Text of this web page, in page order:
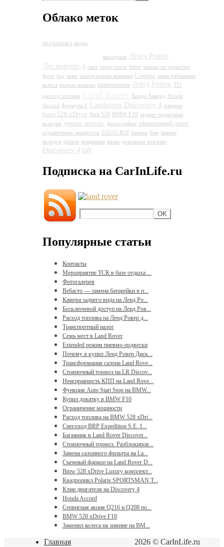
Облако меток
квадроцикл видео
выходные
Ленд Ровер
Дисковери 4 снег range rover bmw замена по гарантии
фото
brp зима эксплуатация машины Самара кими райкконен
колеса вторая машина шиномонтаж Лэнд Ровер ТО
расход топлива Хонда Аккорд
Honda
Accord
формула-1 Landrover Discovery 4 клиренс
bmw 528 xDrive бмв 528 BMW F10 задние тормозные
колодки диверс моторс фотографии официальный дилер
ограничение мощности 255/55 R19 бензин бмв замена
колодок polaris покрышка шина дизельное топливо
Discovery 4 ОД
Подписка на CarInLife.ru
Популярные статьи
Контакты
Мероприятие ТСК в базе отдыха ...
Фотогалерея
Вебасто — замена батарейки в п...
Камера заднего вида на Ленд Ро...
Бесключевой доступ на Ленд Ров...
Расход топлива на Ленд Ровер д...
Транспортный налог
Семь мест в Land Rover
Extended режим пневмо-подвески
Почему я купил Ленд Ровер Диск...
Трансформация салона Land Rove...
Стояночный тормоз на LR Discov...
Неисправность КПП на Land Rove...
Функция Auto Start Stop на BMW...
Купил докатку в BMW F10
Ограничение мощности
Расход топлива на BMW 528 xDri...
Снегоход BRP Expedition S.E. 1...
Багажник в Land Rover Discover...
Стояночный тормоз. Разблокиров...
Замена салонного фильтра на La...
Съемный фаркоп на Land Rover D...
Bmw 528 xDrive Luxury комплект...
Квадроцикл Polaris SPORTSMAN T...
Клин двигателя на Discovery 4
Honda Accord
Сервисная акция Q216 и Q208 по...
BMW 528 xDrive F10
Заменил колеса на зимние на BM...
2026 © CarInLife.ru
Главная